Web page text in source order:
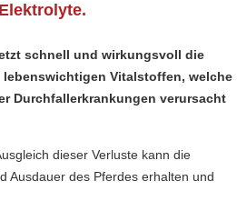
schnell und wirkungsvoll die
Vitalstoffen, welche
Durchfallerkrankungen verursacht
dieser Verluste kann die
Ausdauer des Pferdes erhalten und